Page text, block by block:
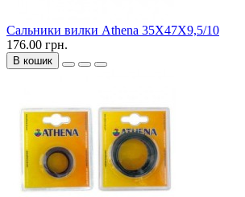
Сальники вилки Athena 35X47X9,5/10
176.00 грн.
В кошик